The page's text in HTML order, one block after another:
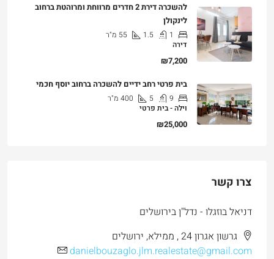
להשכרה דירת 2 חדרים מרווחת ומרוהטת ברחוב
לינקולן
1
1.5
55 מ"ר
דירה
₪7,200
בית פרטי רחב ידיים להשכרה ברחוב יוסף חכמי
9
5
400 מ"ר
וילה - בית פרטי
₪25,000
צרו קשר
דניאל בוזגלו - נדל"ן בירושלים
גרשון אגרון 24 , ממילא, ירושלים
danielbouzaglo.jlm.realestate@gmail.com